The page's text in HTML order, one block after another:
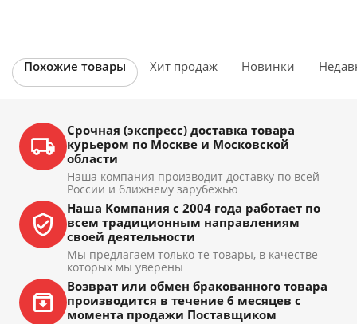
Похожие товары Хит продаж Новинки
Срочная (экспресс) доставка товара
курьером по Москве и Московской
области
Наша компания производит доставку по всей
России и ближнему зарубежью
Наша Компания с 2004 года работает по
всем традиционным направлениям
своей деятельности
Мы предлагаем только те товары, в качестве
которых мы уверены
Возврат или обмен бракованного товара
производится в течение 6 месяцев с
момента продажи Поставщиком